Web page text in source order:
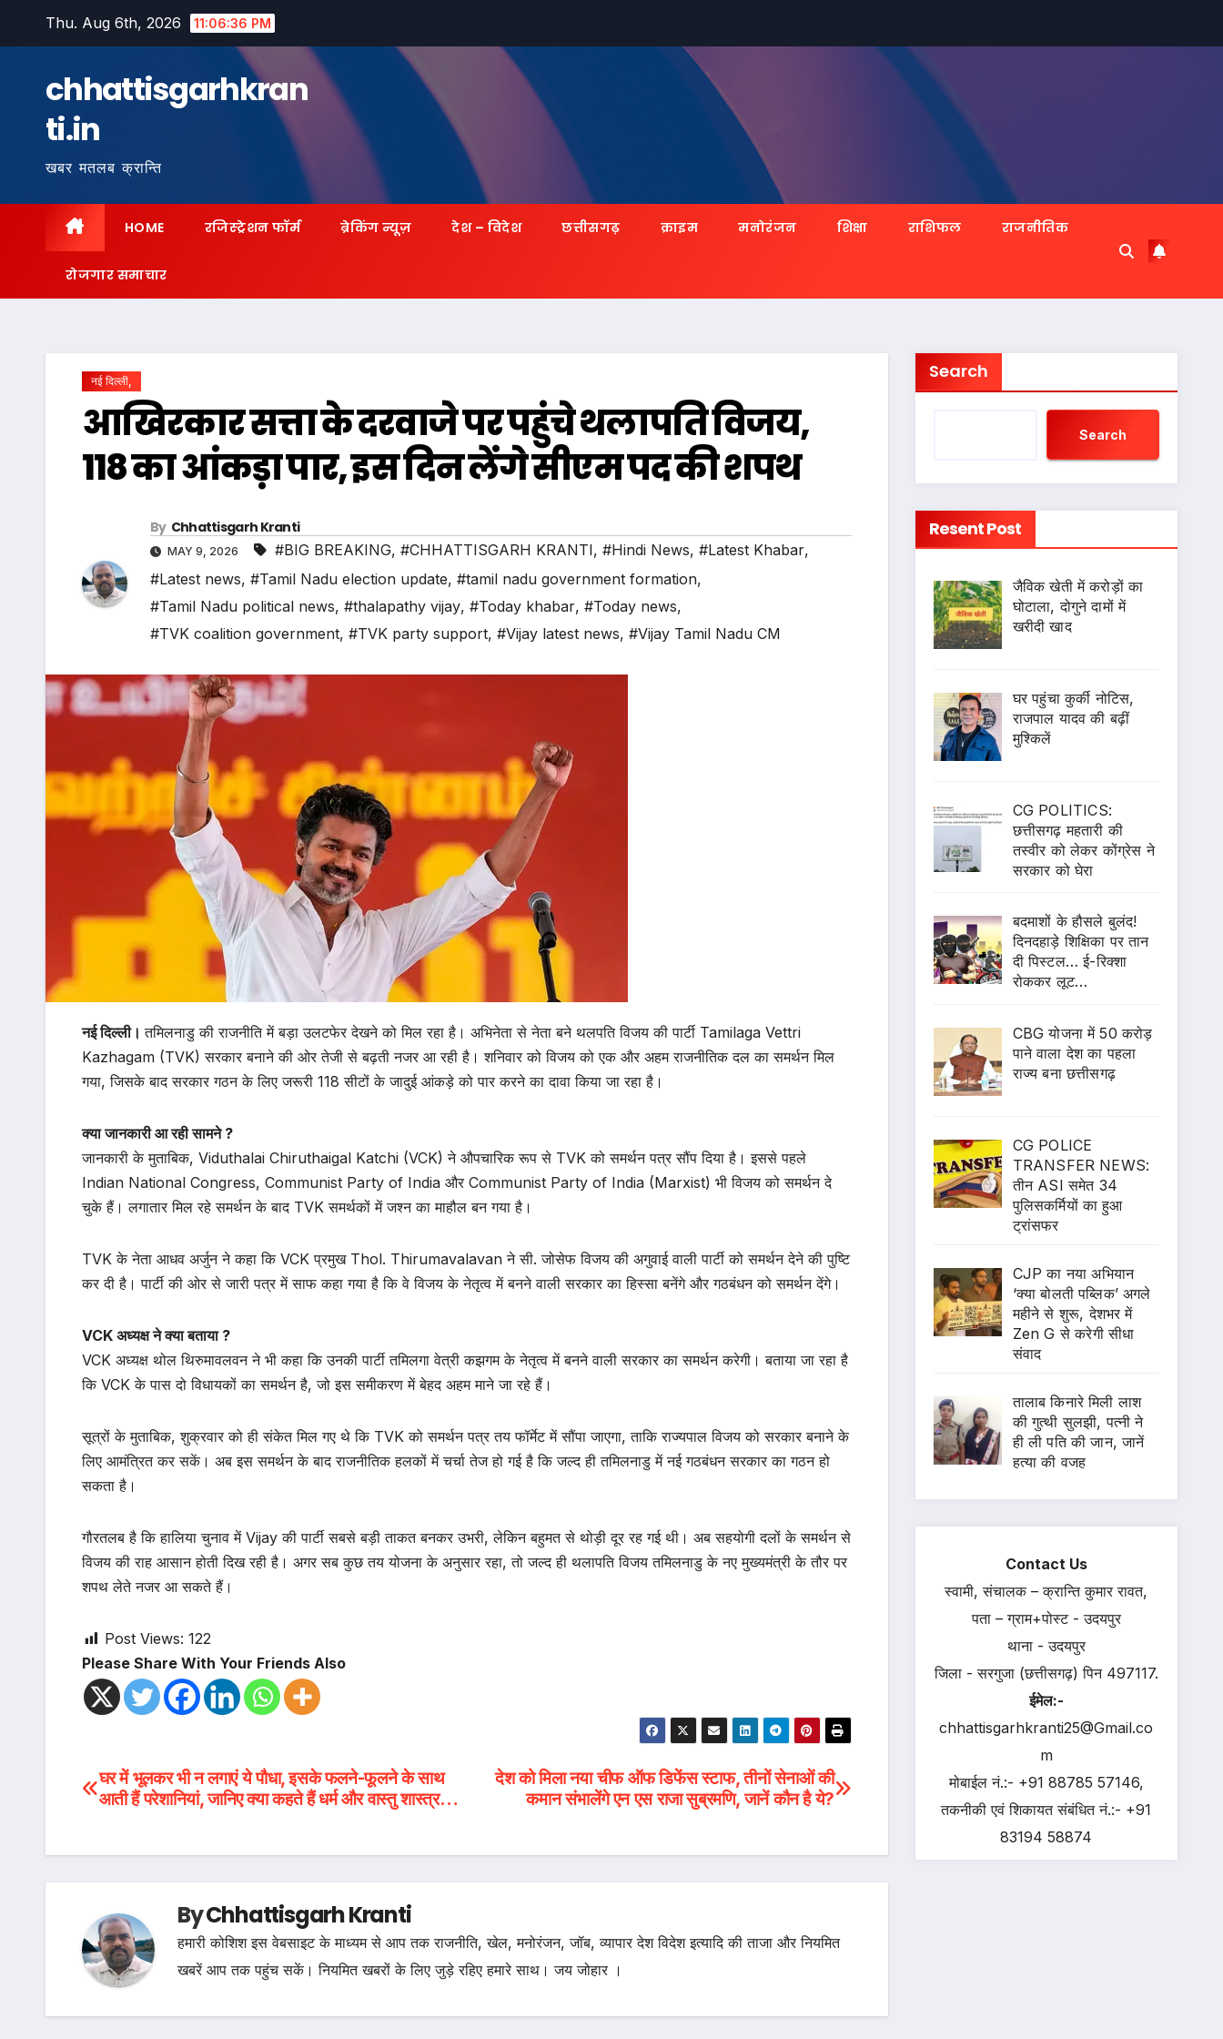
Thu. Aug 6th, 2026 11:06:37 PM
chhattisgarhkran
ti.in
खबर मतलब क्रान्ति
HOME रजिस्ट्रेशन फॉर्म ब्रेकिंग न्यूज़ देश – विदेश छत्तीसगढ़ क्राइम मनोरंजन शिक्षा राशिफल राजनीतिक
रोजगार समाचार
नई दिल्ली,
आखिरकार सत्ता के दरवाजे पर पहुंचे थलापति विजय,
118 का आंकड़ा पार, इस दिन लेंगे सीएम पद की शपथ
By Chhattisgarh Kranti
MAY 9, 2026 #BIG BREAKING, #CHHATTISGARH KRANTI, #Hindi News, #Latest Khabar,
#Latest news, #Tamil Nadu election update, #tamil nadu government formation,
#Tamil Nadu political news, #thalapathy vijay, #Today khabar, #Today news,
#TVK coalition government, #TVK party support, #Vijay latest news, #Vijay Tamil Nadu CM
नई दिल्ली।तमिलनाडु की राजनीति में बड़ा उलटफेर देखने को मिल रहा है। अभिनेता से नेता बने थलपति विजय की पार्टी Tamilaga Vettri
Kazhagam (TVK) सरकार बनाने की ओर तेजी से बढ़ती नजर आ रही है। शनिवार को विजय को एक और अहम राजनीतिक दल का समर्थन मिल
गया, जिसके बाद सरकार गठन के लिए जरूरी 118 सीटों के जादुई आंकड़े को पार करने का दावा किया जा रहा है।
क्या जानकारी आ रही सामने ?
जानकारी के मुताबिक, Viduthalai Chiruthaigal Katchi (VCK) ने औपचारिक रूप से TVK को समर्थन पत्र सौंप दिया है। इससे पहले
Indian National Congress, Communist Party of India और Communist Party of India (Marxist) भी विजय को समर्थन दे
चुके हैं। लगातार मिल रहे समर्थन के बाद TVK समर्थकों में जश्न का माहौल बन गया है।
TVK के नेता आधव अर्जुन ने कहा कि VCK प्रमुख Thol. Thirumavalavan ने सी. जोसेफ विजय की अगुवाई वाली पार्टी को समर्थन देने की पुष्टि
कर दी है। पार्टी की ओर से जारी पत्र में साफ कहा गया है कि वे विजय के नेतृत्व में बनने वाली सरकार का हिस्सा बनेंगे और गठबंधन को समर्थन देंगे।
VCK अध्यक्ष ने क्या बताया ?
VCK अध्यक्ष थोल थिरुमावलवन ने भी कहा कि उनकी पार्टी तमिलगा वेत्री कझगम के नेतृत्व में बनने वाली सरकार का समर्थन करेगी। बताया जा रहा है
कि VCK के पास दो विधायकों का समर्थन है, जो इस समीकरण में बेहद अहम माने जा रहे हैं।
सूत्रों के मुताबिक, शुक्रवार को ही संकेत मिल गए थे कि TVK को समर्थन पत्र तय फॉर्मेट में सौंपा जाएगा, ताकि राज्यपाल विजय को सरकार बनाने के
लिए आमंत्रित कर सकें। अब इस समर्थन के बाद राजनीतिक हलकों में चर्चा तेज हो गई है कि जल्द ही तमिलनाडु में नई गठबंधन सरकार का गठन हो
सकता है।
गौरतलब है कि हालिया चुनाव में Vijay की पार्टी सबसे बड़ी ताकत बनकर उभरी, लेकिन बहुमत से थोड़ी दूर रह गई थी। अब सहयोगी दलों के समर्थन से
विजय की राह आसान होती दिख रही है। अगर सब कुछ तय योजना के अनुसार रहा, तो जल्द ही थलापति विजय तमिलनाडु के नए मुख्यमंत्री के तौर पर
शपथ लेते नजर आ सकते हैं।
Post Views: 122
Please Share With Your Friends Also
Post
देश को मिला नया चीफ ऑफ डिफेंस स्टाफ, तीनों सेनाओं की
कमान संभालेंगे एन एस राजा सुब्रमणि, जानें कौन है ये?
घर में भूलकर भी न लगाएं ये पौधा, इसके फलने-फूलने के साथ
आती हैं परेशानियां, जानिए क्या कहते हैं धर्म और वास्तु शास्त्र…
ByChhattisgarh Kranti
हमारी कोशिश इस वेबसाइट के माध्यम से आप तक राजनीति, खेल, मनोरंजन, जॉब, व्यापार देश विदेश इत्यादि की ताजा और नियमित
खबरें आप तक पहुंच सकें। नियमित खबरों के लिए जुड़े रहिए हमारे साथ। जय जोहार ।
Search
Search
Resent Post
जैविक खेती में करोड़ों का
घोटाला, दोगुने दामों में
खरीदी खाद
घर पहुंचा कुर्की नोटिस,
राजपाल यादव की बढ़ीं
मुश्किलें
CG POLITICS:
छत्तीसगढ़ महतारी की
तस्वीर को लेकर कोंग्रेस ने
सरकार को घेरा
बदमाशों के हौसले बुलंद!
दिनदहाड़े शिक्षिका पर तान
दी पिस्टल… ई-रिक्शा
रोककर लूट…
CBG योजना में 50 करोड़
पाने वाला देश का पहला
राज्य बना छत्तीसगढ़
CG POLICE
TRANSFER NEWS:
तीन ASI समेत 34
पुलिसकर्मियों का हुआ
ट्रांसफर
CJP का नया अभियान
‘क्या बोलती पब्लिक’ अगले
महीने से शुरू, देशभर में
Zen G से करेगी सीधा
संवाद
तालाब किनारे मिली लाश
की गुत्थी सुलझी, पत्नी ने
ही ली पति की जान, जानें
हत्या की वजह
Contact Us
स्वामी, संचालक – क्रान्ति कुमार रावत,
पता – ग्राम+पोस्ट - उदयपुर
थाना - उदयपुर
जिला - सरगुजा (छत्तीसगढ़) पिन 497117.
ईमेल:-
chhattisgarhkranti25@Gmail.co
m
मोबाईल नं.:- +91 88785 57146,
तकनीकी एवं शिकायत संबंधित नं.:- +91
83194 58874